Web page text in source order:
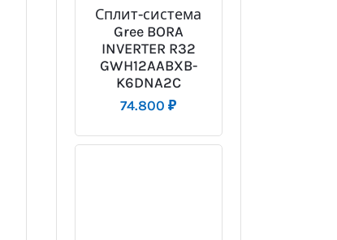
Сплит-система
Gree BORA
INVERTER R32
GWH12AABXB-
K6DNA2C
74.800₽